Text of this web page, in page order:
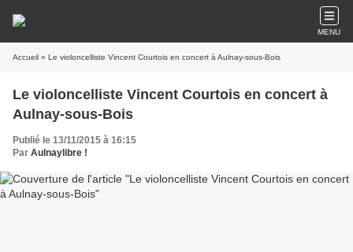
MENU
Accueil » Le violoncelliste Vincent Courtois en concert à Aulnay-sous-Bois
Le violoncelliste Vincent Courtois en concert à
Aulnay-sous-Bois
Publié le 13/11/2015 à 16:15
Par Aulnaylibre !